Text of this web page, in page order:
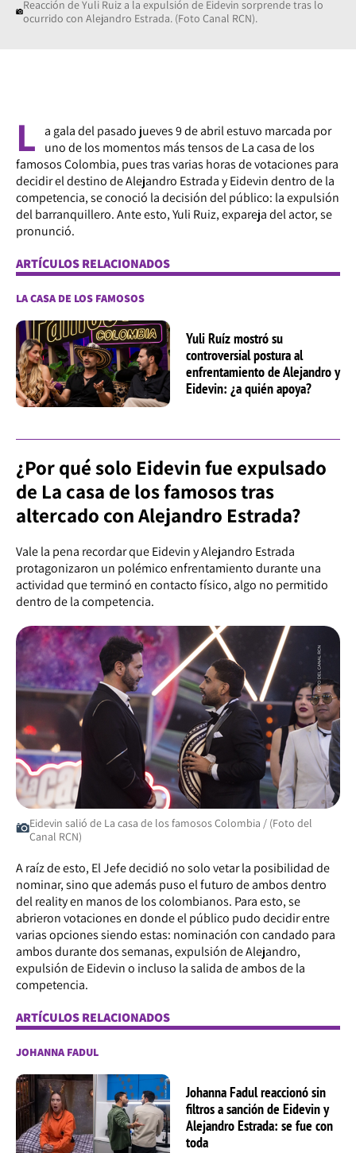
Reacción de Yuli Ruiz a la expulsión de Eidevin sorprende tras lo
ocurrido con Alejandro Estrada. (Foto Canal RCN).
L
a gala del pasado jueves 9 de abril estuvo marcada por
uno de los momentos más tensos de La casa de los
famosos Colombia, pues tras varias horas de votaciones para
decidir el destino de Alejandro Estrada y Eidevin dentro de la
competencia, se conoció la decisión del público: la expulsión
del barranquillero. Ante esto, Yuli Ruiz, expareja del actor, se
pronunció.
ARTÍCULOS RELACIONADOS
LA CASA DE LOS FAMOSOS
Yuli Ruíz mostró su
controversial postura al
enfrentamiento de Alejandro y
Eidevin: ¿a quién apoya?
¿Por qué solo Eidevin fue expulsado
de La casa de los famosos tras
altercado con Alejandro Estrada?
Vale la pena recordar que Eidevin y Alejandro Estrada
protagonizaron un polémico enfrentamiento durante una
actividad que terminó en contacto físico, algo no permitido
dentro de la competencia.
Eidevin salió de La casa de los famosos Colombia / (Foto del
Canal RCN)
A raíz de esto, El Jefe decidió no solo vetar la posibilidad de
nominar, sino que además puso el futuro de ambos dentro
del reality en manos de los colombianos. Para esto, se
abrieron votaciones en donde el público pudo decidir entre
varias opciones siendo estas: nominación con candado para
ambos durante dos semanas, expulsión de Alejandro,
expulsión de Eidevin o incluso la salida de ambos de la
competencia.
ARTÍCULOS RELACIONADOS
JOHANNA FADUL
Johanna Fadul reaccionó sin
filtros a sanción de Eidevin y
Alejandro Estrada: se fue con
toda